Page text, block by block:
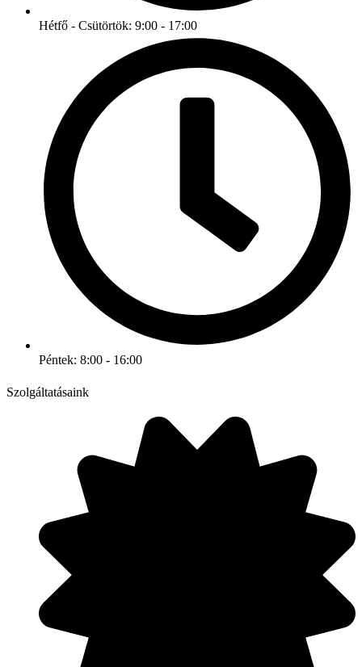
Hétfő - Csütörtök: 9:00 - 17:00
Péntek: 8:00 - 16:00
Szolgáltatásaink